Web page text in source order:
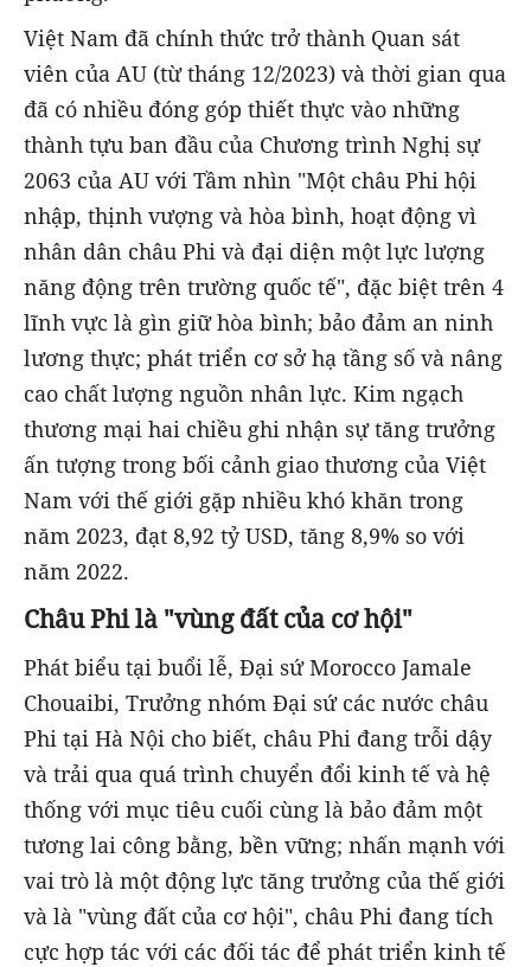
Việt Nam đã chính thức trở thành Quan sát
viên của AU (từ tháng 12/2023) và thời gian qua
đã có nhiều đóng góp thiết thực vào những
thành tựu ban đầu của Chương trình Nghị sự
2063 của AU với Tầm nhìn "Một châu Phi hội
nhập, thịnh vượng và hòa bình, hoạt động vì
nhân dân châu Phi và đại diện một lực lượng
năng động trên trường quốc tế", đặc biệt trên 4
lĩnh vực là gìn giữ hòa bình; bảo đảm an ninh
lương thực; phát triển cơ sở hạ tầng số và nâng
cao chất lượng nguồn nhân lực. Kim ngạch
thương mại hai chiều ghi nhận sự tăng trưởng
ấn tượng trong bối cảnh giao thương của Việt
Nam với thế giới gặp nhiều khó khăn trong
năm 2023, đạt 8,92 tỷ USD, tăng 8,9% so với
năm 2022.
Châu Phi là "vùng đất của cơ hội"
Phát biểu tại buổi lễ, Đại sứ Morocco Jamale
Chouaibi, Trưởng nhóm Đại sứ các nước châu
Phi tại Hà Nội cho biết, châu Phi đang trỗi dậy
và trải qua quá trình chuyển đổi kinh tế và hệ
thống với mục tiêu cuối cùng là bảo đảm một
tương lai công bằng, bền vững; nhấn mạnh với
vai trò là một động lực tăng trưởng của thế giới
và là "vùng đất của cơ hội", châu Phi đang tích
cực hợp tác với các đối tác để phát triển kinh tế